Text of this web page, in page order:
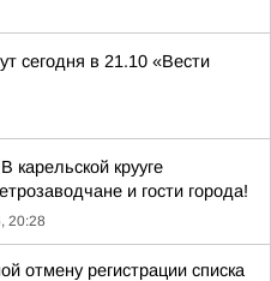
сегодня в 21.10 «Вести
карельской крууге
и гости города!
20:28
отмену регистрации списка